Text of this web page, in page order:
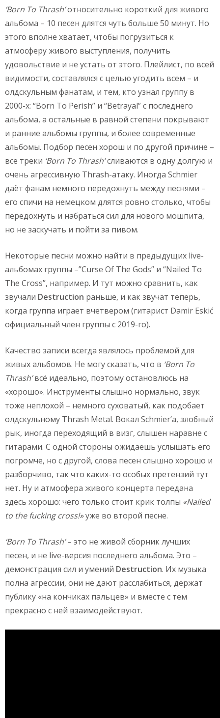
‘Born To Thrash’относительно короткий для живого
альбома – 10 песен длятся чуть больше 50 минут. Но
этого вполне хватает, чтобы погрузиться к
атмосферу живого выступления, получить
удовольствие и не устать от этого. Плейлист, по всей
видимости, составлялся с целью угодить всем – и
олдскульным фанатам, и тем, кто узнал группу в
2000-х: “Born To Perish” и “Betrayal” с последнего
альбома, а остальные в равной степени покрывают
и ранние альбомы группы, и более современные
альбомы. Подбор песен хорош и по другой причине –
все треки ‘Born To Thrash’сливаются в одну долгую и
очень агрессивную Thrash-атаку. Иногда Schmier
даёт фанам немного передохнуть между песнями –
его спичи на немецком длятся ровно столько, чтобы
передохнуть и набраться сил для нового мошпита,
но не заскучать и пойти за пивом.
Некоторые песни можно найти в предыдущих live-
альбомах группы –”Curse Of The Gods” и “Nailed To
The Cross”, например. И тут можно сравнить, как
звучали Destruction раньше, и как звучат теперь,
когда группа играет вчетвером (гитарист Damir Eskić
официальный член группы с 2019-го).
Качество записи всегда являлось проблемой для
живых альбомов. Не могу сказать, что в ‘Born To
Thrash’всё идеально, поэтому остановлюсь на
«хорошо». Инструменты слышно нормально, звук
тоже неплохой – немного суховатый, как подобает
олдскульному Thrash Metal. Вокал Schmier’а, злобный
рык, иногда переходящий в визг, слышен наравне с
гитарами. С одной стороны ожидаешь услышать его
погромче, но с другой, слова песен слышно хорошо и
разборчиво, так что каких-то особых претензий тут
нет. Ну и атмосфера живого концерта передана
здесь хорошо: чего только стоит крик толпы «Nailed
to the fucking cross!»уже во второй песне.
‘Born To Thrash’– это не живой сборник лучших
песен, и не live-версия последнего альбома. Это –
демонстрация сил и умений Destruction. Их музыка
полна агрессии, они не дают расслабиться, держат
публику «на кончиках пальцев» и вместе с тем
прекрасно с ней взаимодействуют.